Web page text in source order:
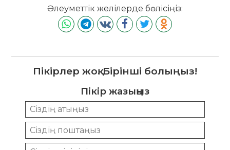
Әлеуметтік желілерде бөлісіңіз:
Пікірлер жоқ. Бірінші болыңыз!
Пікір жазыңыз